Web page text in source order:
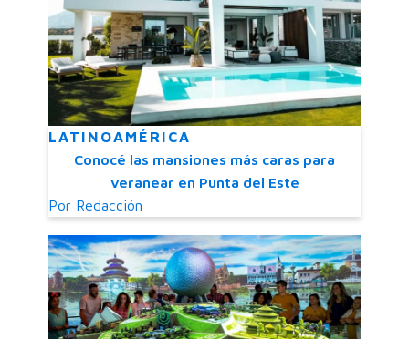
LATINOAMÉRICA
Conocé las mansiones más caras para
veranear en Punta del Este
Por Redacción